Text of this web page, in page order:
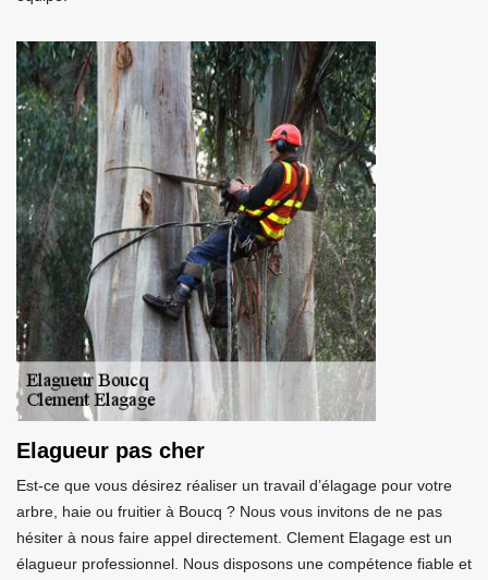
Elagueur pas cher
Est-ce que vous désirez réaliser un travail d’élagage pour votre
arbre, haie ou fruitier à Boucq ? Nous vous invitons de ne pas
hésiter à nous faire appel directement. Clement Elagage est un
élagueur professionnel. Nous disposons une compétence fiable et